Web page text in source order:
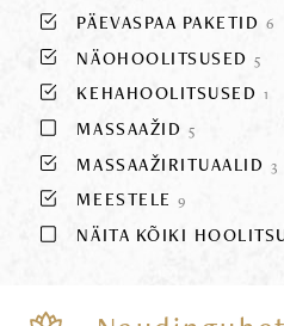
PÄEVASPAA PAKETID 6
NÄOHOOLITSUSED5
KEHAHOOLITSUSED 1
MASSAAŽID 5
MASSAAŽIRITUAALID 3
MEESTELE9
NÄITA KÕIKI